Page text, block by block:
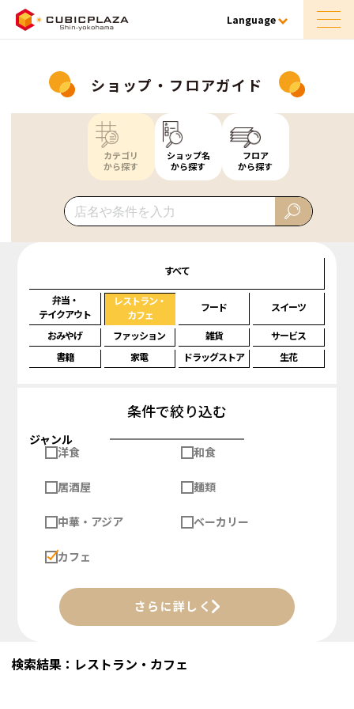
Language
ショップ・フロアガイド
カテゴリ
から探す
ショップ名
から探す
フロア
から探す
すべて
弁当・
テイクアウト
レストラン・
カフェ
フード スイーツ
おみやげ ファッション 雑貨
サービス
書籍
家電 ドラッグストア 生花
条件で絞り込む
ジャンル
洋食
和食
居酒屋 麺類
中華・アジア ベーカリー
カフェ
さらに詳しく
検索結果：レストラン・カフェ